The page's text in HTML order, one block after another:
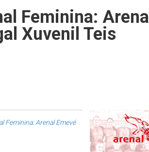
Feminina: Arenal
Xuvenil Teis
Feminina: Arenal Emevé